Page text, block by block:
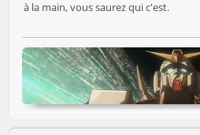
à la main, vous saurez qui c'est.